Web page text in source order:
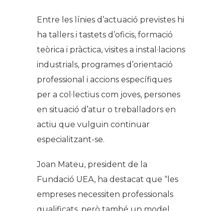
Entre les línies d’actuació previstes hi
ha tallers i tastets d’oficis, formació
teòrica i pràctica, visites a instal·lacions
industrials, programes d’orientació
professional i accions específiques
per a col·lectius com joves, persones
en situació d’atur o treballadors en
actiu que vulguin continuar
especialitzant-se.
Joan Mateu, president de la
Fundació UEA, ha destacat que “les
empreses necessiten professionals